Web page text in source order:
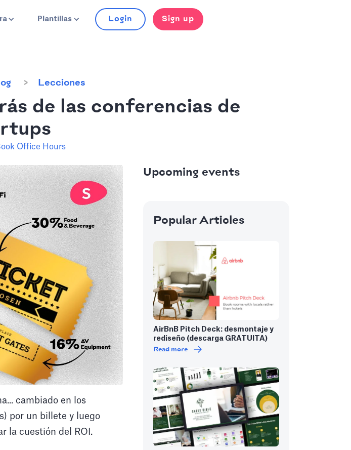
Plantillas Login Sign up
Lecciones
de las conferencias de
Office Hours
cambiado en los
por un billete y luego
la cuestión del ROI.
Upcoming events
Popular Articles
AirBnB Pitch Deck: desmontaje y
rediseño (descarga GRATUITA)
Read more